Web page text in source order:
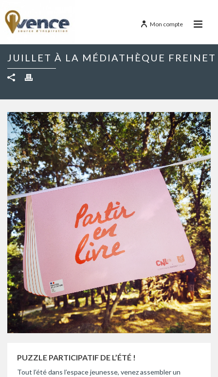
Mon compte
JUILLET À LA MÉDIATHÈQUE FREINET
PUZZLE PARTICIPATIF DE L’ÉTÉ !
Tout l’été dans l’espace jeunesse, venez assembler un